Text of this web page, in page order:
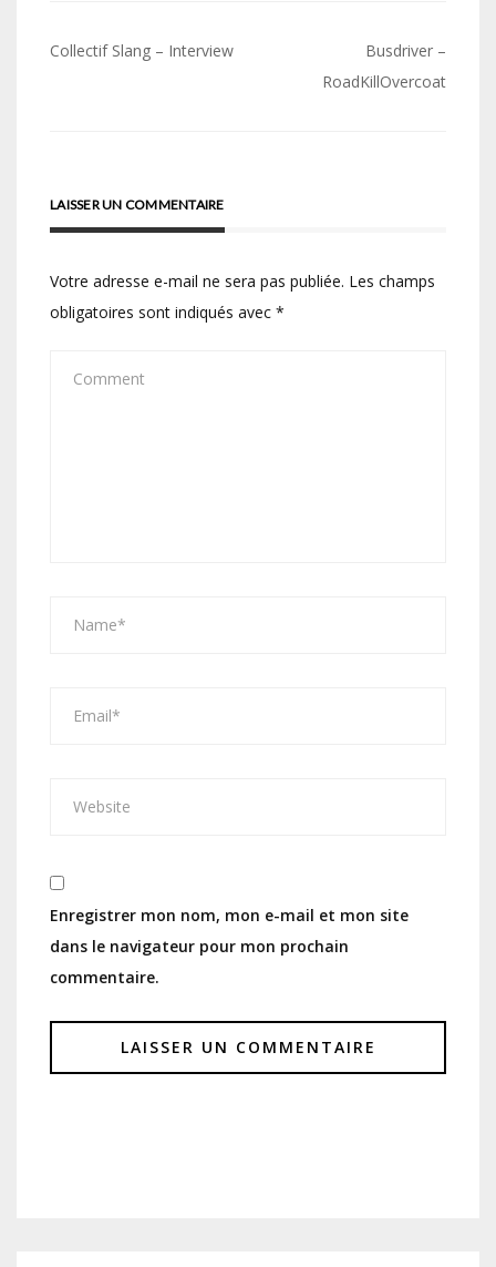
Navigation
Collectif Slang – Interview
Busdriver –
RoadKillOvercoat
LAISSER UN COMMENTAIRE
Votre adresse e-mail ne sera pas publiée. Les champs
obligatoires sont indiqués avec *
Enregistrer mon nom, mon e-mail et mon site
dans le navigateur pour mon prochain
commentaire.